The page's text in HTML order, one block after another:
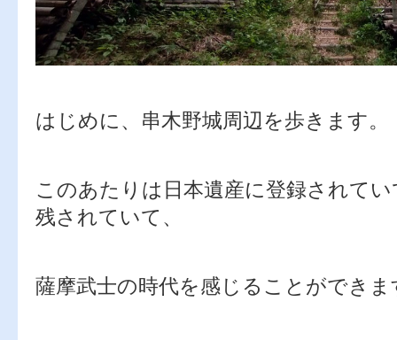
はじめに、串木野城周辺を歩きます。
このあたりは日本遺産に登録されて
残されていて、
薩摩武士の時代を感じることができま